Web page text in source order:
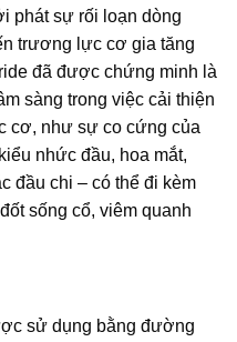
phát sự rối loạn dòng
trương lực cơ gia tăng
đã được chứng minh là
sàng trong việc cải thiện
cơ, như sự co cứng của
nhức đầu, hoa mắt,
đầu chi – có thể đi kèm
sống cổ, viêm quanh
sử dụng bằng đường